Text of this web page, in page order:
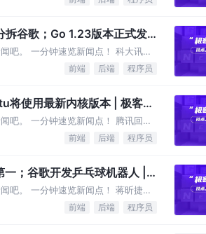
谷歌；Go 1.23版本正式发
吧。 一分钟速览新闻点！ 科大讯
前端 后端 程序员
将使用最新内核版本 | 极客头
吧。 一分钟速览新闻点！ 腾讯回应
前端 后端 程序员
；谷歌开发乒乓球机器人 |
吧。 一分钟速览新闻点！ 蒋昕捷已
前端 后端 程序员